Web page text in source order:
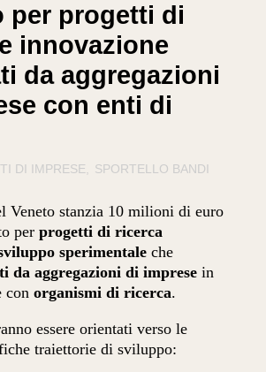
per progetti di
innovazione
da aggregazioni
con enti di
DI IMPRESE SPORTELLO BANDI
Veneto stanzia 10 milioni di euro
perprogetti di ricerca
sperimentaleche
da aggregazioni di imprese in
conorganismi di ricerca.
essere orientati verso le
traiettorie di sviluppo: